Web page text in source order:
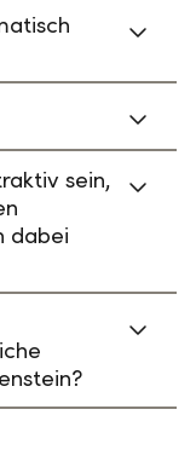
sein,
dabei